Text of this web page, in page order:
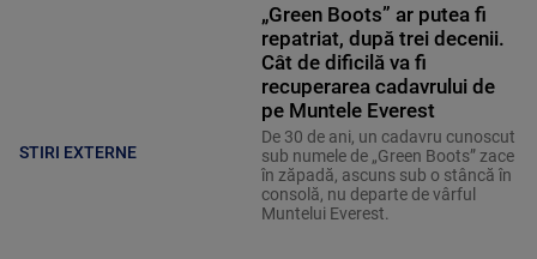
STIRI EXTERNE
„Green Boots” ar putea fi
repatriat, după trei decenii.
Cât de dificilă va fi
recuperarea cadavrului de
pe Muntele Everest
De 30 de ani, un cadavru cunoscut
sub numele de „Green Boots” zace
în zăpadă, ascuns sub o stâncă în
consolă, nu departe de vârful
Muntelui Everest.